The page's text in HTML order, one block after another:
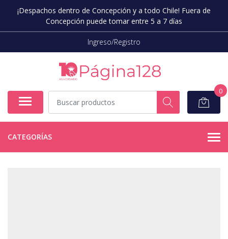
¡Despachos dentro de Concepción y a todo Chile! Fuera de
Concepción puede tomar entre 5 a 7 días
Ingreso/Registro
0
CATEGORÍAS